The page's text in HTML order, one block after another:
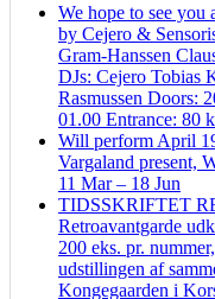
We hope to see you
by Cejero &
Gram-Hanssen
DJs: Cejero Tobias
Rasmussen Doors:
01.00 Entrance: 80
Will perform April
Vargaland present,
11 Mar – 18 Jun
TIDSSKRIFTET
Retroavantgarde
200 eks. pr.
udstillingen af
Kongegaarden i